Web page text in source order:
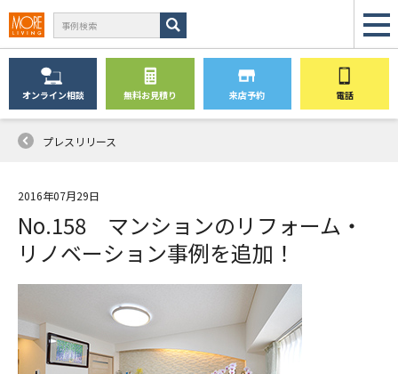
オンライン相談 無料お見積り 来店予約 電話
プレスリリース
2016年07月29日
No.158 マンションのリフォーム・
リノベーション事例を追加！